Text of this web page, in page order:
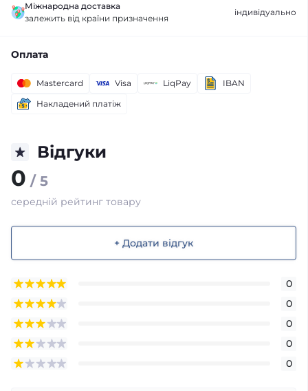
Міжнародна доставка
залежить від країни призначення
індивідуально
Оплата
Mastercard Visa LiqPay
IBAN
Накладений платіж
Відгуки
0 / 5
середній рейтинг товару
+ Додати відгук
0
0
0
0
0